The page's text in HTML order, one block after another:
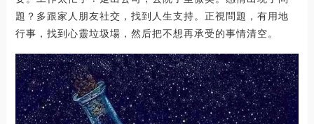
題？多跟家人朋友社交，找到人生支持。正視問題，有用地
行事，找到心靈垃圾場，然后把不想再承受的事情清空。